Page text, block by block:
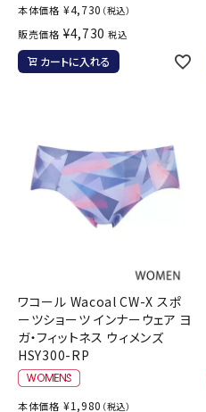
本体価格 ¥4,730 （税込）
販売価格 ¥4,730 税込
カートに入れる
ワコール Wacoal CW-X スポ
ーツショーツ インナーウェア ヨ
ガ・フィットネス ウィメンズ
HSY300-RP
本体価格 ¥1,980 （税込）